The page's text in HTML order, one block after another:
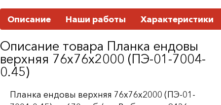
Описание Наши работы Характеристики
Описание товара Планка ендовы
верхняя 76х76х2000 (ПЭ-01-7004-
0.45)
Планка ендовы верхняя 76х76х2000 (ПЭ-01-